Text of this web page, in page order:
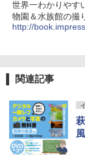
世界一わかりやす
物園＆水族館の撮
http://
関連記事